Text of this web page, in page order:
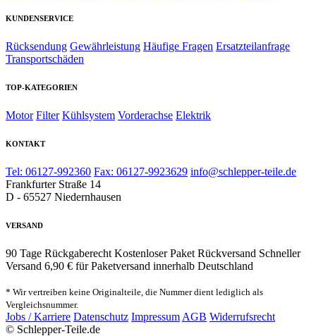
KUNDENSERVICE
Rücksendung Gewährleistung Häufige Fragen Ersatzteilanfrage
Transportschäden
TOP-KATEGORIEN
Motor Filter Kühlsystem Vorderachse Elektrik
KONTAKT
Tel: 06127-992360 Fax: 06127-9923629 info@schlepper-teile.de
Frankfurter Straße 14
D - 65527 Niedernhausen
VERSAND
90 Tage Rückgaberecht Kostenloser Paket Rückversand Schneller
Versand 6,90 € für Paketversand innerhalb Deutschland
* Wir vertreiben keine Originalteile, die Nummer dient lediglich als
Vergleichsnummer.
Jobs / Karriere Datenschutz Impressum AGB Widerrufsrecht
© Schlepper-Teile.de